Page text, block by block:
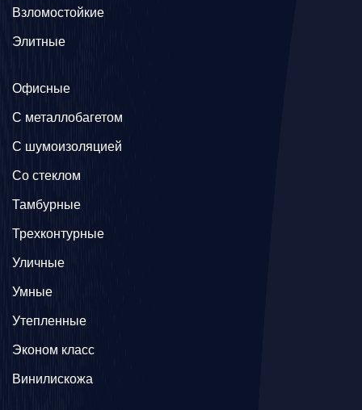
Взломостойкие
Элитные
Офисные
C металлобагетом
С шумоизоляцией
Со стеклом
Тамбурные
Трехконтурные
Уличные
Умные
Утепленные
Эконом класс
Винилискожа